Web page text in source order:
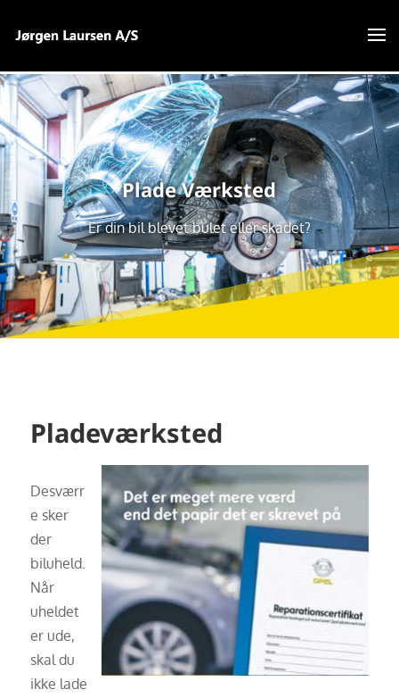
Plade Værksted
Er din bil blevet bulet eller skadet?
7
Pladeværksted
Desværr
e sker
der
biluheld.
Når
uheldet
er ude,
skal du
ikke lade